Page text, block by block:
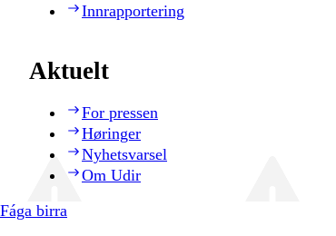
Innrapportering
Aktuelt
For pressen
Høringer
Nyhetsvarsel
Om Udir
Fága birra